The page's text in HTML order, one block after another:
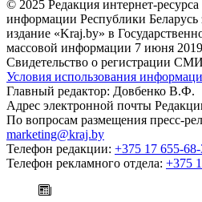
© 2025 Редакция интернет-
информации Республики Беларусь
издание «Kraj.by» в
массовой информации 7 июня
Свидетельство о регистрации
Условия использования
Главный редактор: Довбенко В.Ф.
Адрес электронной почты
По вопросам размещения пресс-
marketing@kraj.by
Телефон редакции: +375 17 655-
Телефон рекламного отдела: +375